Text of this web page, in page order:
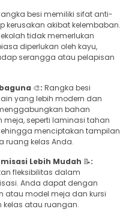
besi memiliki sifat anti-
kerusakan akibat kelembaban.
tidak memerlukan
diperlukan oleh kayu,
serangga atau pelapisan
🎨: Rangka besi
yang lebih modern dan
bahan
meja, seperti laminasi tahan
menciptakan tampilan
ruang kelas Anda.
Lebih Mudah 📝:
fleksibilitas dalam
Anda dapat dengan
atau model meja dan kursi
kelas atau ruangan.